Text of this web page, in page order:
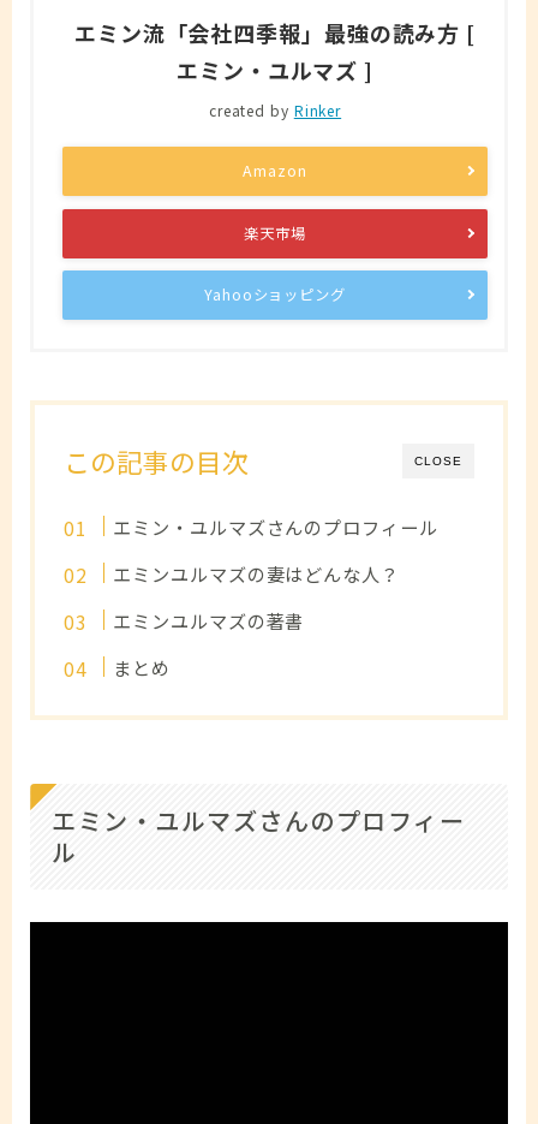
エミン流「会社四季報」最強の読み方 [
エミン・ユルマズ ]
created by Rinker
Amazon
楽天市場
Yahooショッピング
CLOSE
この記事の目次
エミン・ユルマズさんのプロフィール
エミンユルマズの妻はどんな人？
エミンユルマズの著書
まとめ
エミン・ユルマズさんのプロフィー
ル